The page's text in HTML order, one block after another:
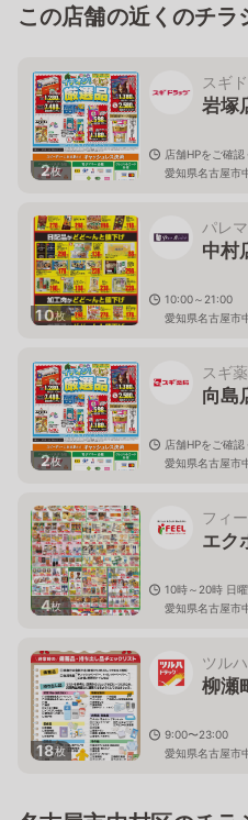
この店舗の近くのチラ
2枚
スギ
岩塚
店舗HPをご確
愛知県名古屋市
10枚
パレ
中村
10:00～21:00
愛知県名古屋市
2枚
スギ
向島
店舗HPをご確
愛知県名古屋市
4枚
フィ
エク
10時～20時 日
愛知県名古屋市
18枚
ツル
柳瀬
9:00〜23:00
愛知県名古屋市